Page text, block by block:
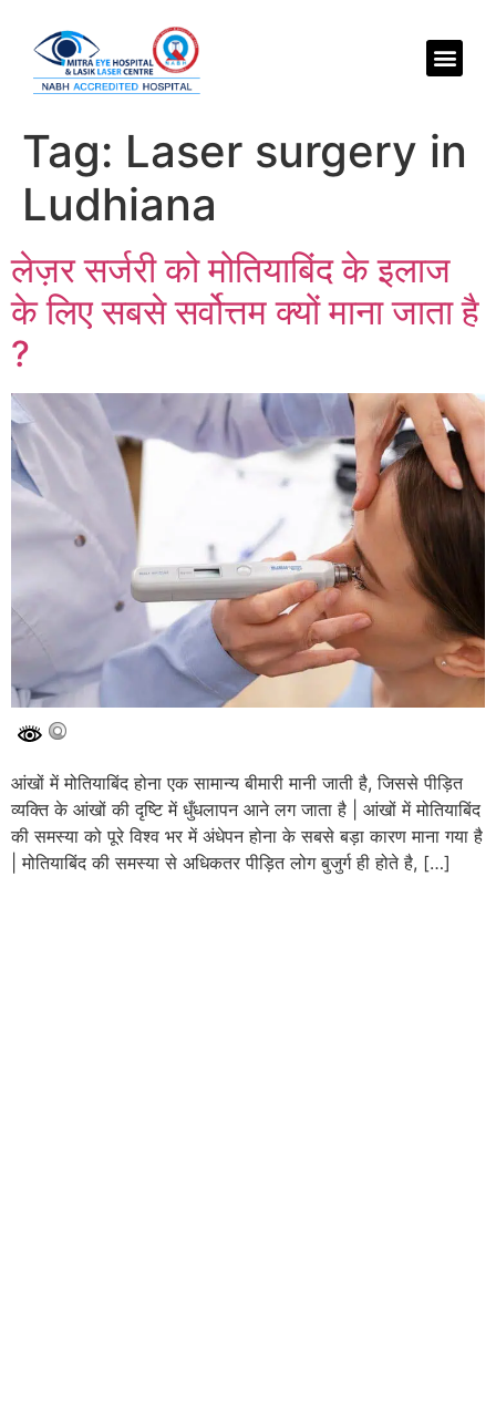
Tag: Laser surgery in
Ludhiana
लेज़र सर्जरी को मोतियाबिंद के इलाज
के लिए सबसे सर्वोत्तम क्यों माना जाता है
?
आंखों में मोतियाबिंद होना एक सामान्य बीमारी मानी जाती है, जिससे पीड़ित
व्यक्ति के आंखों की दृष्टि में धुँधलापन आने लग जाता है | आंखों में मोतियाबिंद
की समस्या को पूरे विश्व भर में अंधेपन होना के सबसे बड़ा कारण माना गया है
| मोतियाबिंद की समस्या से अधिकतर पीड़ित लोग बुजुर्ग ही होते है, […]